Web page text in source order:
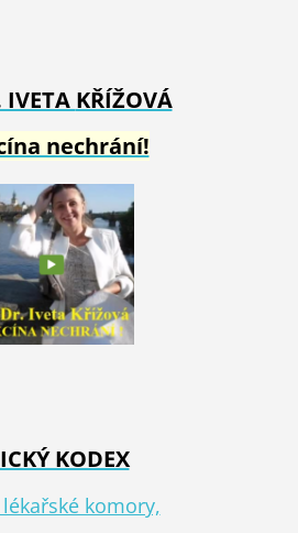
KŘÍŽOVÁ
nechrání!
KODEX
lékařské komory,